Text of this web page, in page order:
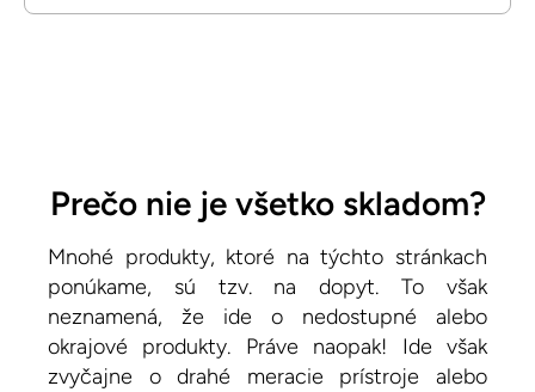
Prečo nie je všetko skladom?
Mnohé produkty, ktoré na týchto stránkach
ponúkame, sú tzv. na dopyt. To však
neznamená, že ide o nedostupné alebo
okrajové produkty. Práve naopak! Ide však
zvyčajne o drahé meracie prístroje alebo